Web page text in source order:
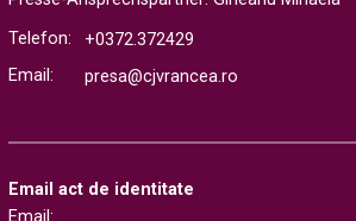
Telefon:
+0372.372429
Email:
presa@cjvrancea.ro
Email act de identitate